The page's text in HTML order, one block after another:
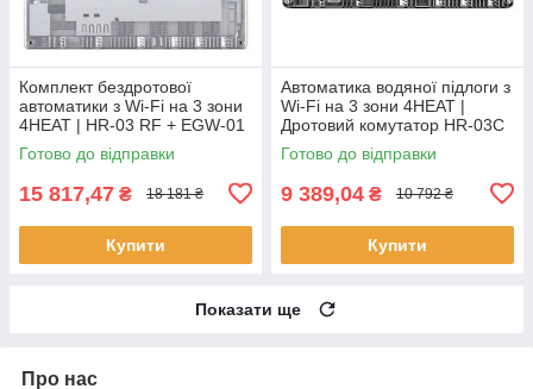
Комплект бездротової
автоматики з Wi-Fi на 3 зони
4HEAT | HR-03 RF + EGW-01
+ WT-75W Sender (3 шт.)
Готово до відправки
15 817,47 ₴ 18 181 ₴
Купити
Автоматика водяної підлоги з
Wi-Fi на 3 зони 4HEAT |
Дротовий комутатор HR-03C
+ Регулятор АЕ-669B WF (3
шт.)
Готово до відправки
9 389,04 ₴ 10 792 ₴
Купити
Показати ще
Про нас